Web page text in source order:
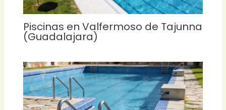
Piscinas en Valfermoso de Tajunna
(Guadalajara)